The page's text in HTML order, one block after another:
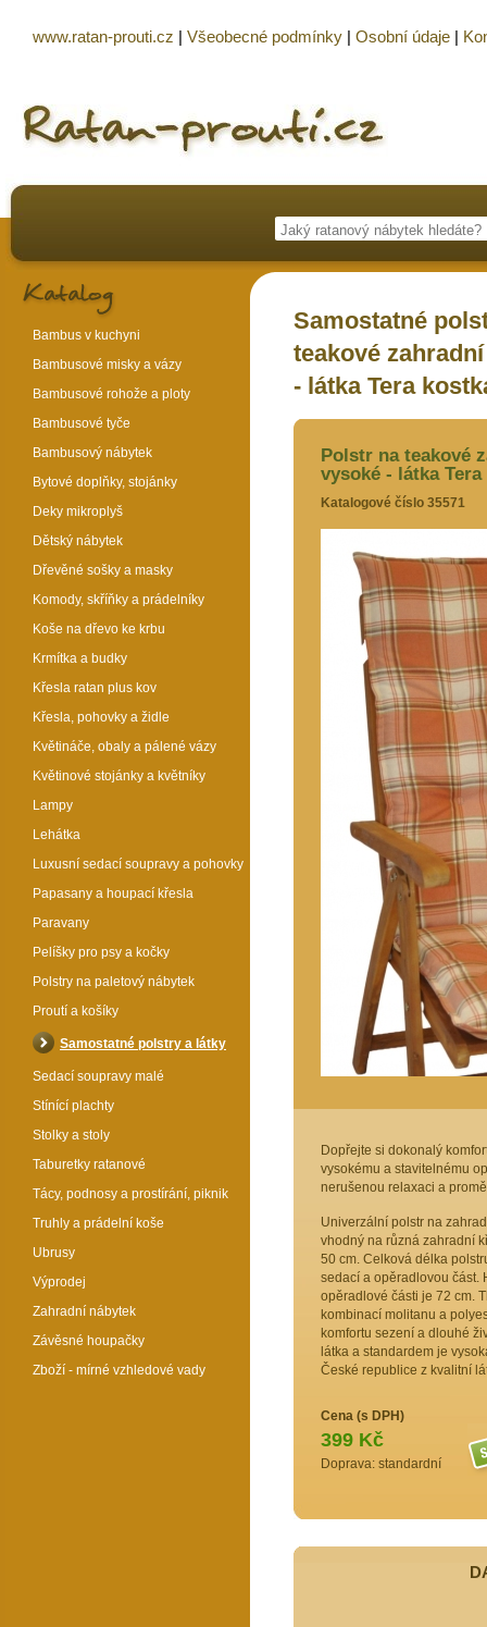
Samostatné
teakové
- látka Tera
Polstr na teakové
vysoké - látka
Katalogové číslo 35571
Dopřejte si dokonalý
vysokému a stavitelnému
nerušenou relaxaci a
Univerzální polstr na
vhodný na různá zahradní
50 cm. Celková délka
sedací a opěradlovou část.
opěradlové části je 72 cm.
kombinací molitanu a
komfortu sezení a dlouhé
látka a standardem je
České republice z kvalitní
Cena (s DPH)
399 Kč
Doprava: standardní
Bambus v kuchyni
Bambusové misky a vázy
Bambusové rohože a ploty
Bambusové tyče
Bambusový nábytek
Bytové doplňky, stojánky
Deky mikroplyš
Dětský nábytek
Dřevěné sošky a masky
Komody, skříňky a prádelníky
Koše na dřevo ke krbu
Krmítka a budky
Křesla ratan plus kov
Křesla, pohovky a židle
Květináče, obaly a pálené vázy
Květinové stojánky a květníky
Lampy
Lehátka
Luxusní sedací soupravy a pohovky
Papasany a houpací křesla
Paravany
Pelíšky pro psy a kočky
Polstry na paletový nábytek
Proutí a košíky
Samostatné polstry a látky
Sedací soupravy malé
Stínící plachty
Stolky a stoly
Taburetky ratanové
Tácy, podnosy a prostírání, piknik
Truhly a prádelní koše
Ubrusy
Výprodej
Zahradní nábytek
Závěsné houpačky
Zboží - mírné vzhledové vady
www.ratan-prouti.cz | Všeobecné podmínky | Osobní údaje |